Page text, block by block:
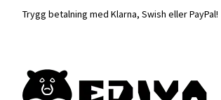
Trygg betalning med Klarna, Swish eller PayPal!